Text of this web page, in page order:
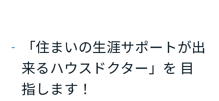
ホームラウンジ 新築・戸建て
ウエルネス事業
海外事業
「住まいの生涯サポートが出
来るハウスドクター」を 目
指します！
埼玉県